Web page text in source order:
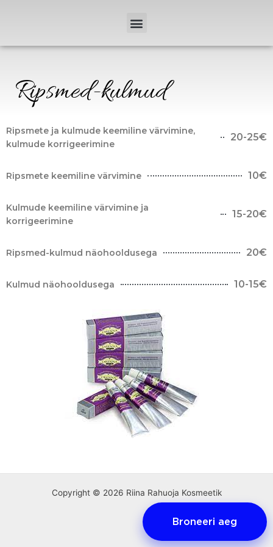
Menu
Ripsmed-kulmud
Ripsmete ja kulmude keemiline värvimine,
kulmude korrigeerimine
20-25€
Ripsmete keemiline värvimine 10€
Kulmude keemiline värvimine ja
korrigeerimine
15-20€
Ripsmed-kulmud näohooldusega 20€
Kulmud näohooldusega 10-15€
Copyright © 2026 Riina Rahuoja Kosmeetik
Select Category
Broneeri aeg